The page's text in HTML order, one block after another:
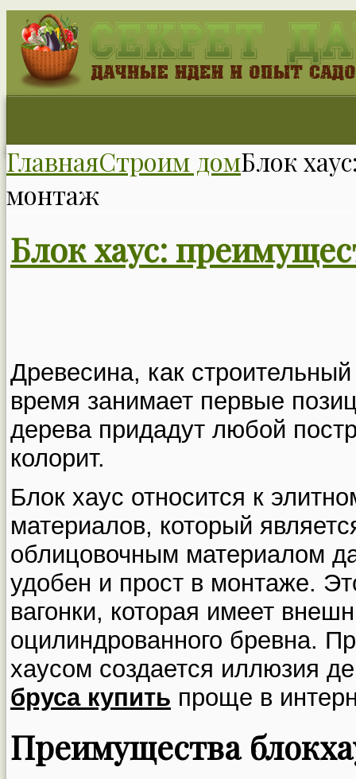
ГлавнаяСтроим домБлок
монтаж
Блок хаус:
Древесина, как
время занимает первые
дерева придадут любой
колорит.
Блок хаус относится к
материалов, который
облицовочным материалом
удобен и прост в монтаже.
вагонки, которая имеет
оцилиндрованного бревна.
хаусом создается иллюзия
бруса купить проще в
Преимущества